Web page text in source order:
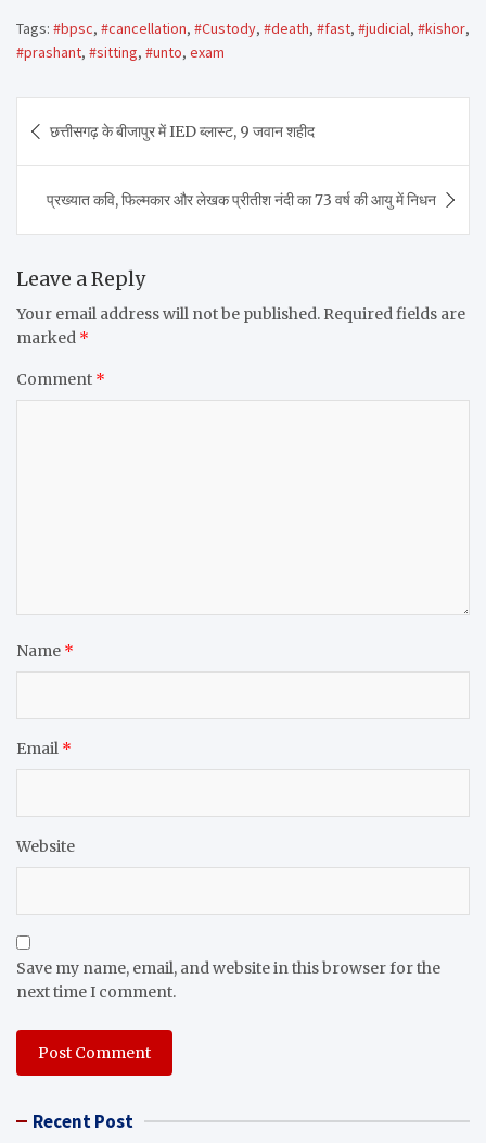
Tags: #bpsc, #cancellation, #Custody, #death, #fast, #judicial, #kishor,
#prashant, #sitting, #unto, exam
navigation
छत्तीसगढ़ के बीजापुर में IED ब्लास्ट, 9 जवान शहीद
प्रख्यात कवि, फिल्मकार और लेखक प्रीतीश नंदी का 73 वर्ष की आयु में निधन
Leave a Reply
Your email address will not be published. Required fields are
marked *
Comment *
Name *
Email *
Website
Save my name, email, and website in this browser for the
next time I comment.
Recent Post